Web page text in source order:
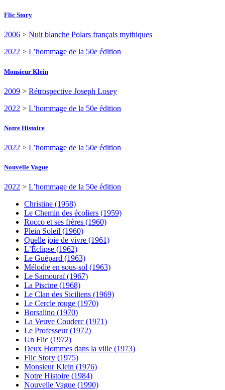
Flic Story
2006 > Nuit blanche Polars français mythiques
2022 > L’hommage de la 50e édition
Monsieur Klein
2009 > Rétrospective Joseph Losey
2022 > L’hommage de la 50e édition
Notre Histoire
2022 > L’hommage de la 50e édition
Nouvelle Vague
2022 > L’hommage de la 50e édition
Christine (1958)
Le Chemin des écoliers (1959)
Rocco et ses frères (1960)
Plein Soleil (1960)
Quelle joie de vivre (1961)
L’Éclipse (1962)
Le Guépard (1963)
Mélodie en sous-sol (1963)
Le Samouraï (1967)
La Piscine (1968)
Le Clan des Siciliens (1969)
Le Cercle rouge (1970)
Borsalino (1970)
La Veuve Couderc (1971)
Le Professeur (1972)
Un Flic (1972)
Deux Hommes dans la ville (1973)
Flic Story (1975)
Monsieur Klein (1976)
Notre Histoire (1984)
Nouvelle Vague (1990)